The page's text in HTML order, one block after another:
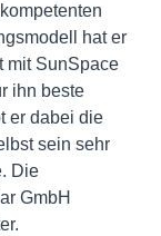
hat er
mit SunSpace
ihn beste
er dabei die
sein sehr
Die
GmbH